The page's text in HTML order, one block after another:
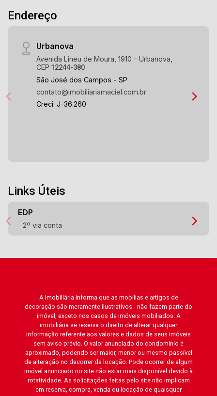
Endereço
Urbanova
Avenida Lineu de Moura, 1910 - Urbanova,
CEP:12244-380
São José dos Campos - SP
contato@imobiliariamaciel.com.br
Creci: J-36.260
Links Úteis
EDP
2º via conta
A Imobiliária informa que as mobílias e artigos de
decoração são meramente ilustrativos - não fazem parte do
imóvel, exceto nos casos de imóveis mobiliados. A
imobiliária se reserva o direito de alterar qualquer
informação referente aos valores e dados de seus imóveis
sem aviso prévio. O valor anunciado do condomínio é
aproximado, podendo ser maior, menor ou mesmo passível
de alteração no decorrer da locação. Pode ocorrer de algum
imóvel anunciado no site não estar mais disponível devido à
rotatividade. As solicitações feitas pelo site não implicam
em reserva, compra, venda ou locação de quaisquer